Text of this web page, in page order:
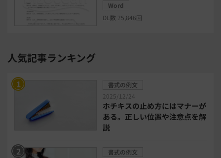
給与計算システム eラーニングシステム
勤怠管理システム
健康管理システム
電子契約システム 会計業務システム
2026年トレンド ビジネススキル
Word
DL数 75,846回
人気記事ランキング
書式の例文
2025/12/24
ホチキスの止め方にはマナーが
ある。正しい位置や注意点を解
説
書式の例文